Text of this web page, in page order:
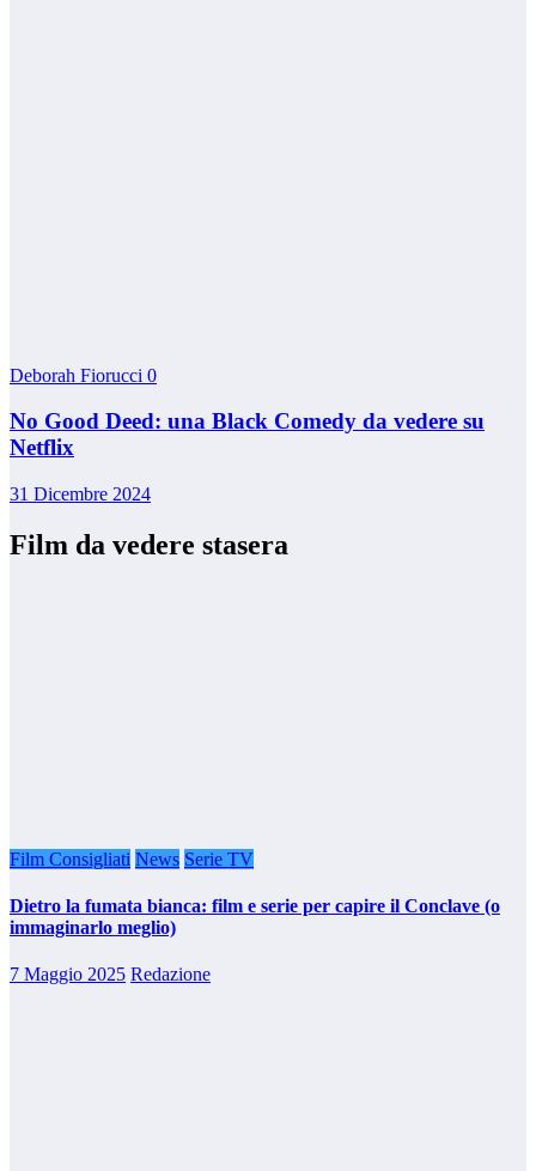
Deborah Fiorucci 0
No Good Deed: una Black Comedy da vedere su
Netflix
31 Dicembre 2024
Film da vedere stasera
Film Consigliati News Serie TV
Dietro la fumata bianca: film e serie per capire il Conclave (o
immaginarlo meglio)
7 Maggio 2025 Redazione